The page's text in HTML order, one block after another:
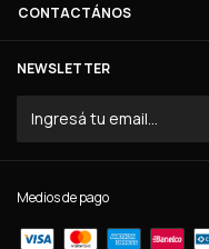
CONTACTÁNOS
NEWSLETTER
Medios de pago